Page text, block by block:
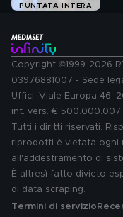
PUNTATA INTERA
Copyright ©1999-2026
03976881007 - Sede
Uffici: Viale Europa 46,
int. vers. € 500.000.007
Tutti i diritti riservati.
riprodotti è vietata ogni
all'addestramento di
È altresì fatto divieto
di data scraping.
Termini di servizio